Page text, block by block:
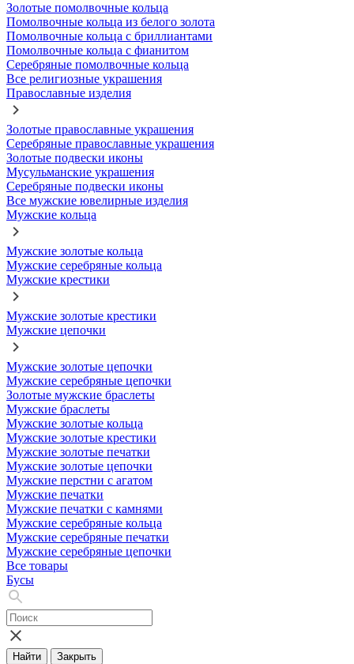
Золотые помолвочные кольца
Помолвочные кольца из белого золота
Помолвочные кольца с бриллиантами
Помолвочные кольца с фианитом
Серебряные помолвочные кольца
Все религиозные украшения
Православные изделия
Золотые православные украшения
Серебряные православные украшения
Золотые подвески иконы
Мусульманские украшения
Серебряные подвески иконы
Все мужские ювелирные изделия
Мужские кольца
Мужские золотые кольца
Мужские серебряные кольца
Мужские крестики
Мужские золотые крестики
Мужские цепочки
Мужские золотые цепочки
Мужские серебряные цепочки
Золотые мужские браслеты
Мужские браслеты
Мужские золотые кольца
Мужские золотые крестики
Мужские золотые печатки
Мужские золотые цепочки
Мужские перстни с агатом
Мужские печатки
Мужские печатки с камнями
Мужские серебряные кольца
Мужские серебряные печатки
Мужские серебряные цепочки
Все товары
Бусы
Найти Закрыть